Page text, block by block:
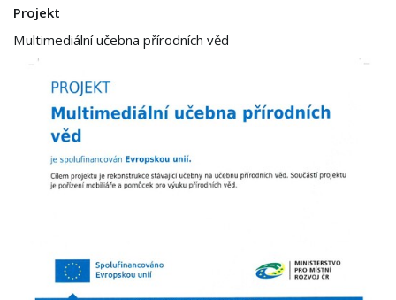
Projekt
Multimediální učebna přírodních věd